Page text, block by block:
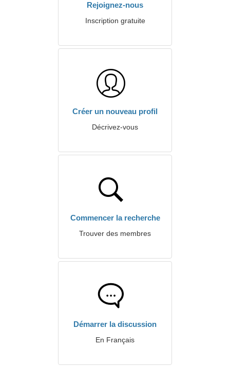
Rejoignez-nous
Inscription gratuite
Créer un nouveau profil
Décrivez-vous
Commencer la recherche
Trouver des membres
Démarrer la discussion
En Français